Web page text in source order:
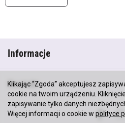
Informacje
Kontakt
Klikając “Zgoda” akceptujesz
cookie na twoim urządzeniu.
zapisywanie tylko danych
Więcej informacji o cookie w polityce